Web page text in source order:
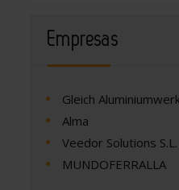
Empresas
Gleich
Alma
Veedor Solutions S.L.
MUNDOFERRALLA